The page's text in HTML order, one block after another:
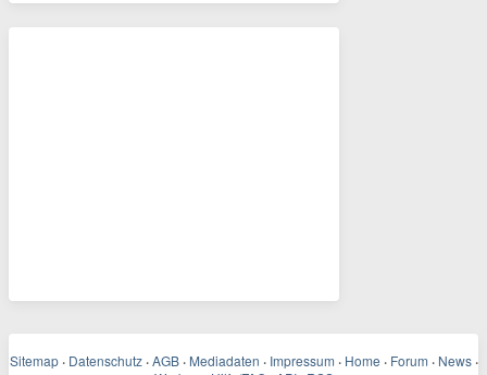
Sitemap · Datenschutz · AGB · Mediadaten · Impressum · Home · Forum · News ·